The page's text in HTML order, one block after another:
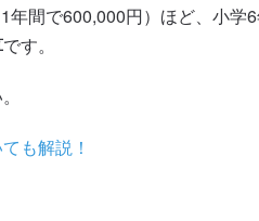
間で600,000円）ほど、小学
です。
も解説！